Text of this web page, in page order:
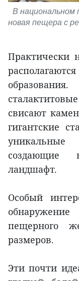
В национальном
новая пещера с
Практически
свисают
гигантские
создающие
ландшафт.
Особый
пещерного
размеров.
Эти почти